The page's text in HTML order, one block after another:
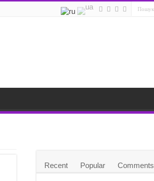
Recent Popular Comments